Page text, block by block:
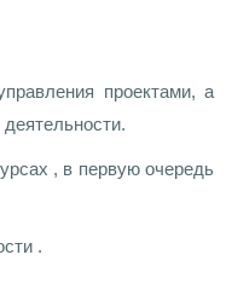
проектами, а
, в первую очередь
.